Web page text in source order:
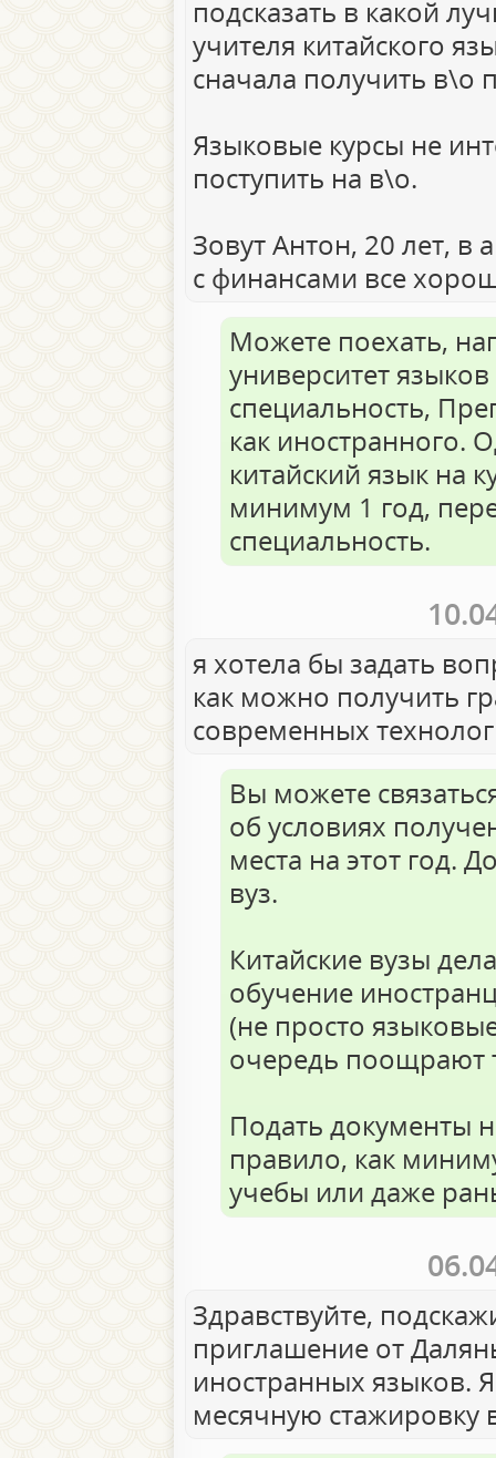
подсказать в какой
учителя китайского
сначала получить в\о
Языковые курсы не
поступить на в\о.
Зовут Антон, 20 лет, в
с финансами все
Можете поехать,
университет
специальность,
как иностранного.
китайский язык на
минимум 1 год,
специальность.
я хотела бы задать
как можно получить
современных
Вы можете
об условиях
места на этот год.
вуз.
Китайские вузы
обучение
(не просто
очередь поощрают
Подать документы
правило, как
учебы или даже
Здравствуйте,
приглашение от
иностранных языков.
месячную стажировку